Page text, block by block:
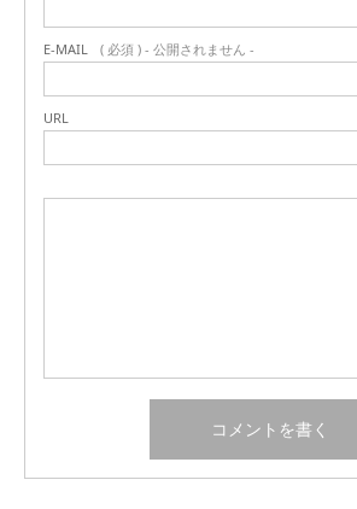
E-MAIL ( 必須 ) - 公開されません -
URL